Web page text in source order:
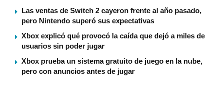
Las ventas de Switch 2 cayeron frente al año pasado,
pero Nintendo superó sus expectativas
Xbox explicó qué provocó la caída que dejó a miles de
usuarios sin poder jugar
Xbox prueba un sistema gratuito de juego en la nube,
pero con anuncios antes de jugar